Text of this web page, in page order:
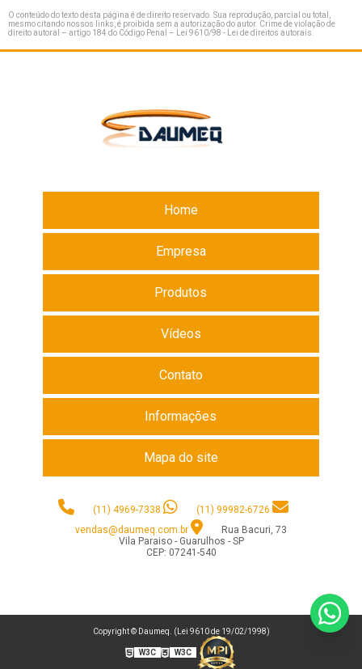
O conteúdo do texto desta página é de direito reservado. Sua reprodução, parcial ou total,
mesmo citando nossos links, é proibida sem a autorização do autor. Crime de violação de
direito autoral – artigo 184 do Código Penal – Lei 9610/98 - Lei de direitos autorais.
Home
Empresa
Produtos
Vídeos
Contato
Informações
Mapa do site
(11) 4969-7338
(11) 99982-6726
vendas@daumeq.com.br
Rua Bacuri, 73
Vila Paraiso - Guarulhos - SP
CEP: 07241-540
Copyright © Daumeq. (Lei 9610 de 19/02/1998)
W3C W3C